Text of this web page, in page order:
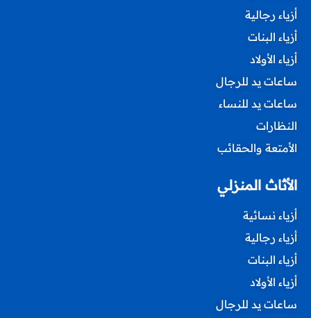
أزياء رجالية
أزياء البنات
أزياء الأولاد
ساعات يد للرجال
ساعات يد للنساء
النظارات
الأمتعة والحقائب
الأثاث المنزلي
أزياء نسائية
أزياء رجالية
أزياء البنات
أزياء الأولاد
ساعات يد للرجال